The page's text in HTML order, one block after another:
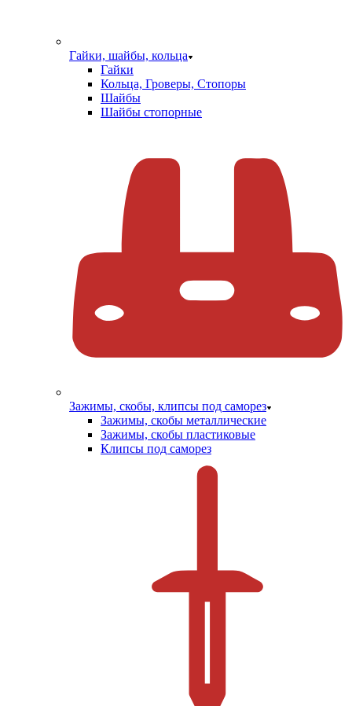
Гайки, шайбы, кольца
Гайки
Кольца, Гроверы, Стопоры
Шайбы
Шайбы стопорные
Зажимы, скобы, клипсы под саморез
Зажимы, скобы металлические
Зажимы, скобы пластиковые
Клипсы под саморез